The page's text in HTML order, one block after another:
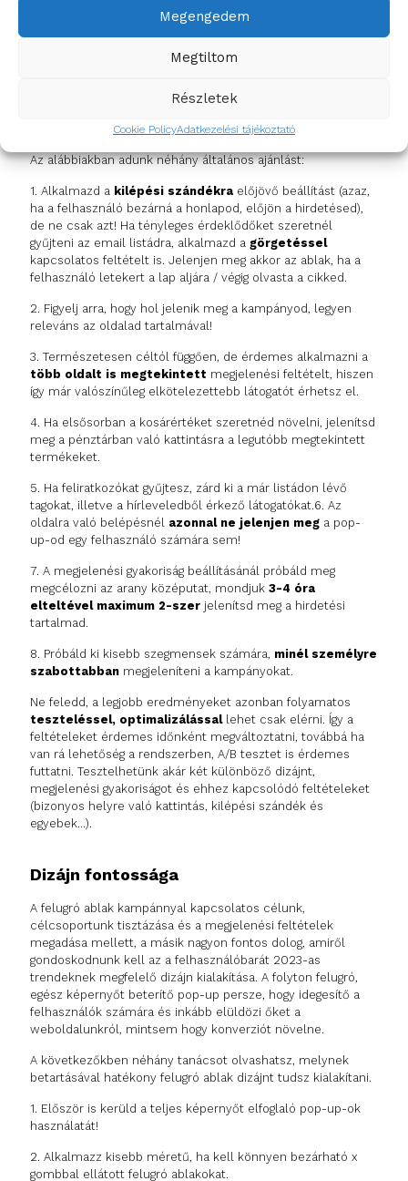
Megengedem
Megtiltom
Részletek
Cookie PolicyAdatkezelési tájékoztató
Hiszen előfordulhat, hogy csak az új felhasználókat
szeretnénk bevonzani vagy csak egy bizonyos forrásból,
Természetesen ha egy általános, mindenkit érintő akciónak
célközönségünket. Mindezt mérlegelve állítsuk be a
elkerülhető, hogy inkább bosszantó elemmé váljon.
Az alábbiakban adunk néhány általános ajánlást:
1. Alkalmazd a kilépési szándékra előjövő beállítást (azaz,
ha a felhasználó bezárná a honlapod, előjön a hirdetésed),
de ne csak azt! Ha tényleges érdeklődőket szeretnél
gyűjteni az email listádra, alkalmazd a görgetéssel
kapcsolatos feltételt is. Jelenjen meg akkor az ablak, ha a
felhasználó letekert a lap aljára / végig olvasta a cikked.
2. Figyelj arra, hogy hol jelenik meg a kampányod, legyen
releváns az oldalad tartalmával!
3. Természetesen céltól függően, de érdemes alkalmazni a
több oldalt is megtekintett megjelenési feltételt, hiszen
így már valószínűleg elkötelezettebb látogatót érhetsz el.
4. Ha elsősorban a kosárértéket szeretnéd növelni, jelenítsd
meg a pénztárban való kattintásra a legutóbb megtekintett
termékeket.
5. Ha feliratkozókat gyűjtesz, zárd ki a már listádon lévő
tagokat, illetve a hírleveledből érkező látogatókat.6. Az
oldalra való belépésnél azonnal ne jelenjen meg a pop-
up-od egy felhasználó számára sem!
7. A megjelenési gyakoriság beállításánál próbáld meg
megcélozni az arany középutat, mondjuk 3-4 óra
elteltével maximum 2-szer jelenítsd meg a hirdetési
tartalmad.
8. Próbáld ki kisebb szegmensek számára, minél személyre
szabottabban megjeleníteni a kampányokat.
Ne feledd, a legjobb eredményeket azonban folyamatos
teszteléssel, optimalizálássallehet csak elérni. Így a
feltételeket érdemes időnként megváltoztatni, továbbá ha
van rá lehetőség a rendszerben, A/B tesztet is érdemes
futtatni. Tesztelhetünk akár két különböző dizájnt,
megjelenési gyakoriságot és ehhez kapcsolódó feltételeket
(bizonyos helyre való kattintás, kilépési szándék és
egyebek…).
Dizájn fontossága
A felugró ablak kampánnyal kapcsolatos célunk,
célcsoportunk tisztázása és a megjelenési feltételek
megadása mellett, a másik nagyon fontos dolog, amiről
gondoskodnunk kell az a felhasználóbarát 2023-as
trendeknek megfelelő dizájn kialakítása. A folyton felugró,
egész képernyőt beterítő pop-up persze, hogy idegesítő a
felhasználók számára és inkább elüldözi őket a
weboldalunkról, mintsem hogy konverziót növelne.
A következőkben néhány tanácsot olvashatsz, melynek
betartásával hatékony felugró ablak dizájnt tudsz kialakítani.
1. Először is kerüld a teljes képernyőt elfoglaló pop-up-ok
használatát!
2. Alkalmazz kisebb méretű, ha kell könnyen bezárható x
gombbal ellátott felugró ablakokat.